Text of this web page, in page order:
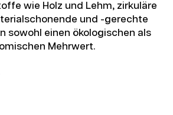
wie Holz und Lehm, zirkuläre
und -gerechte
sowohl einen ökologischen als
Mehrwert.